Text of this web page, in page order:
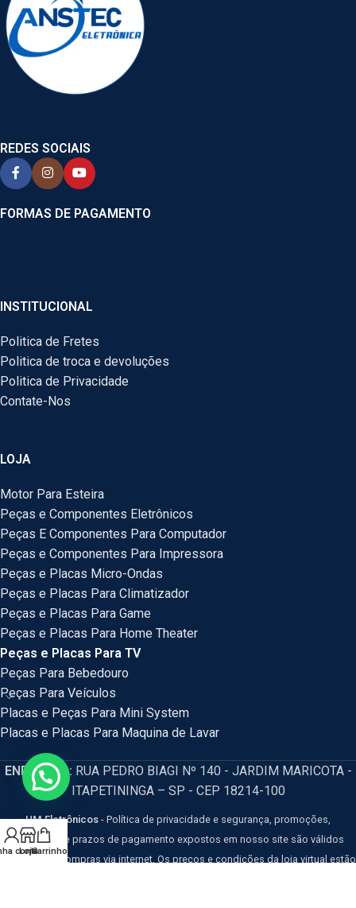
REDES SOCIAIS
FORMAS DE PAGAMENTO
INSTITUCIONAL
Politica de Fretes
Politica de troca e devoluções
Politica de Privacidade
Contate-Nos
LOJA
Motor Para Esteira
Peças e Componentes Eletrônicos
Peças E Componentes Para Computador
Peças e Componentes Para Impressora
Peças e Placas Micro-Ondas
Peças e Placas Para Climatizador
Peças e Placas Para Game
Peças e Placas Para Home Theater
Peças e Placas Para TV
Peças Para Bebedouro
Peças Para Veículos
Placas e Peças Para Mini System
Placas e Placas Para Maquina de Lavar
ENDEREÇO: RUA PEDRO BIAGI Nº 140 - JARDIM MARICOTA -
ITAPETININGA – SP - CEP 18214-100
HM Eletrônicos - Política de privacidade e segurança, promoções,
descontos e prazos de pagamento expostos em nosso site são válidos
apenas para compras via internet. Os preços e condições da loja virtual estão
conta
LojaCarrinho